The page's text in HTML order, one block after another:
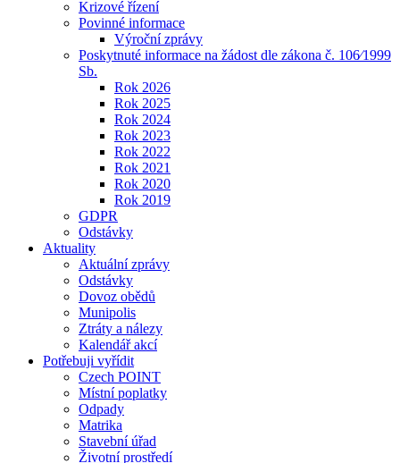
Krizové řízení
Povinné informace
Výroční zprávy
Poskytnuté informace na žádost dle zákona č. 106⁄1999
Sb.
Rok 2026
Rok 2025
Rok 2024
Rok 2023
Rok 2022
Rok 2021
Rok 2020
Rok 2019
GDPR
Odstávky
Aktuality
Aktuální zprávy
Odstávky
Dovoz obědů
Munipolis
Ztráty a nálezy
Kalendář akcí
Potřebuji vyřídit
Czech POINT
Místní poplatky
Odpady
Matrika
Stavební úřad
Životní prostředí